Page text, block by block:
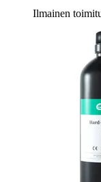
Ilmainen